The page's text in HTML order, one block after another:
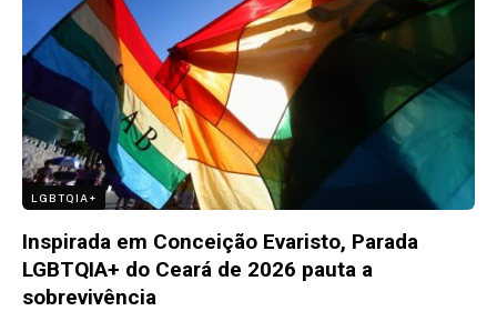
LGBTQIA+
Inspirada em Conceição Evaristo, Parada
LGBTQIA+ do Ceará de 2026 pauta a
sobrevivência